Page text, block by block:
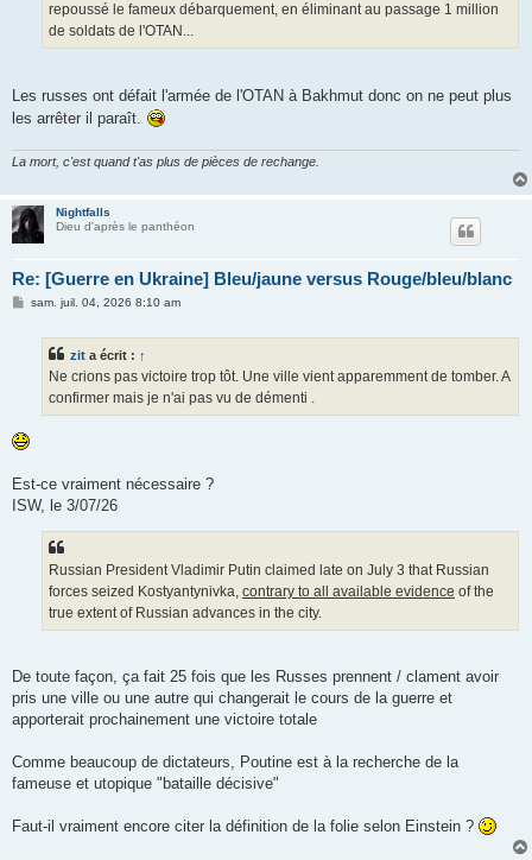
repoussé le fameux débarquement, en éliminant au passage 1 million
de soldats de l'OTAN...
Les russes ont défait l'armée de l'OTAN à Bakhmut donc on ne peut plus
les arrêter il paraît.
La mort, c'est quand t'as plus de pièces de rechange.
Nightfalls
Dieu d'après le panthéon
Re: [Guerre en Ukraine] Bleu/jaune versus Rouge/bleu/blanc
Msam. juil. 04, 2026 8:10 am
zit a écrit : ↑
Ne crions pas victoire trop tôt. Une ville vient apparemment de tomber. A
confirmer mais je n'ai pas vu de démenti .
Est-ce vraiment nécessaire ?
ISW, le 3/07/26
Russian President Vladimir Putin claimed late on July 3 that Russian
forces seized Kostyantynivka, contrary to all available evidence of the
true extent of Russian advances in the city.
De toute façon, ça fait 25 fois que les Russes prennent / clament avoir
pris une ville ou une autre qui changerait le cours de la guerre et
apporterait prochainement une victoire totale
Comme beaucoup de dictateurs, Poutine est à la recherche de la
fameuse et utopique "bataille décisive"
Faut-il vraiment encore citer la définition de la folie selon Einstein ?